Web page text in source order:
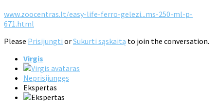
www.zoocentras.lt/easy-life-ferro-gelezi...ms-250-ml-p-
671.html
Please Prisijungti orSukurti sąskaitą to join the conversation.
Virgis
Neprisijungęs
Ekspertas